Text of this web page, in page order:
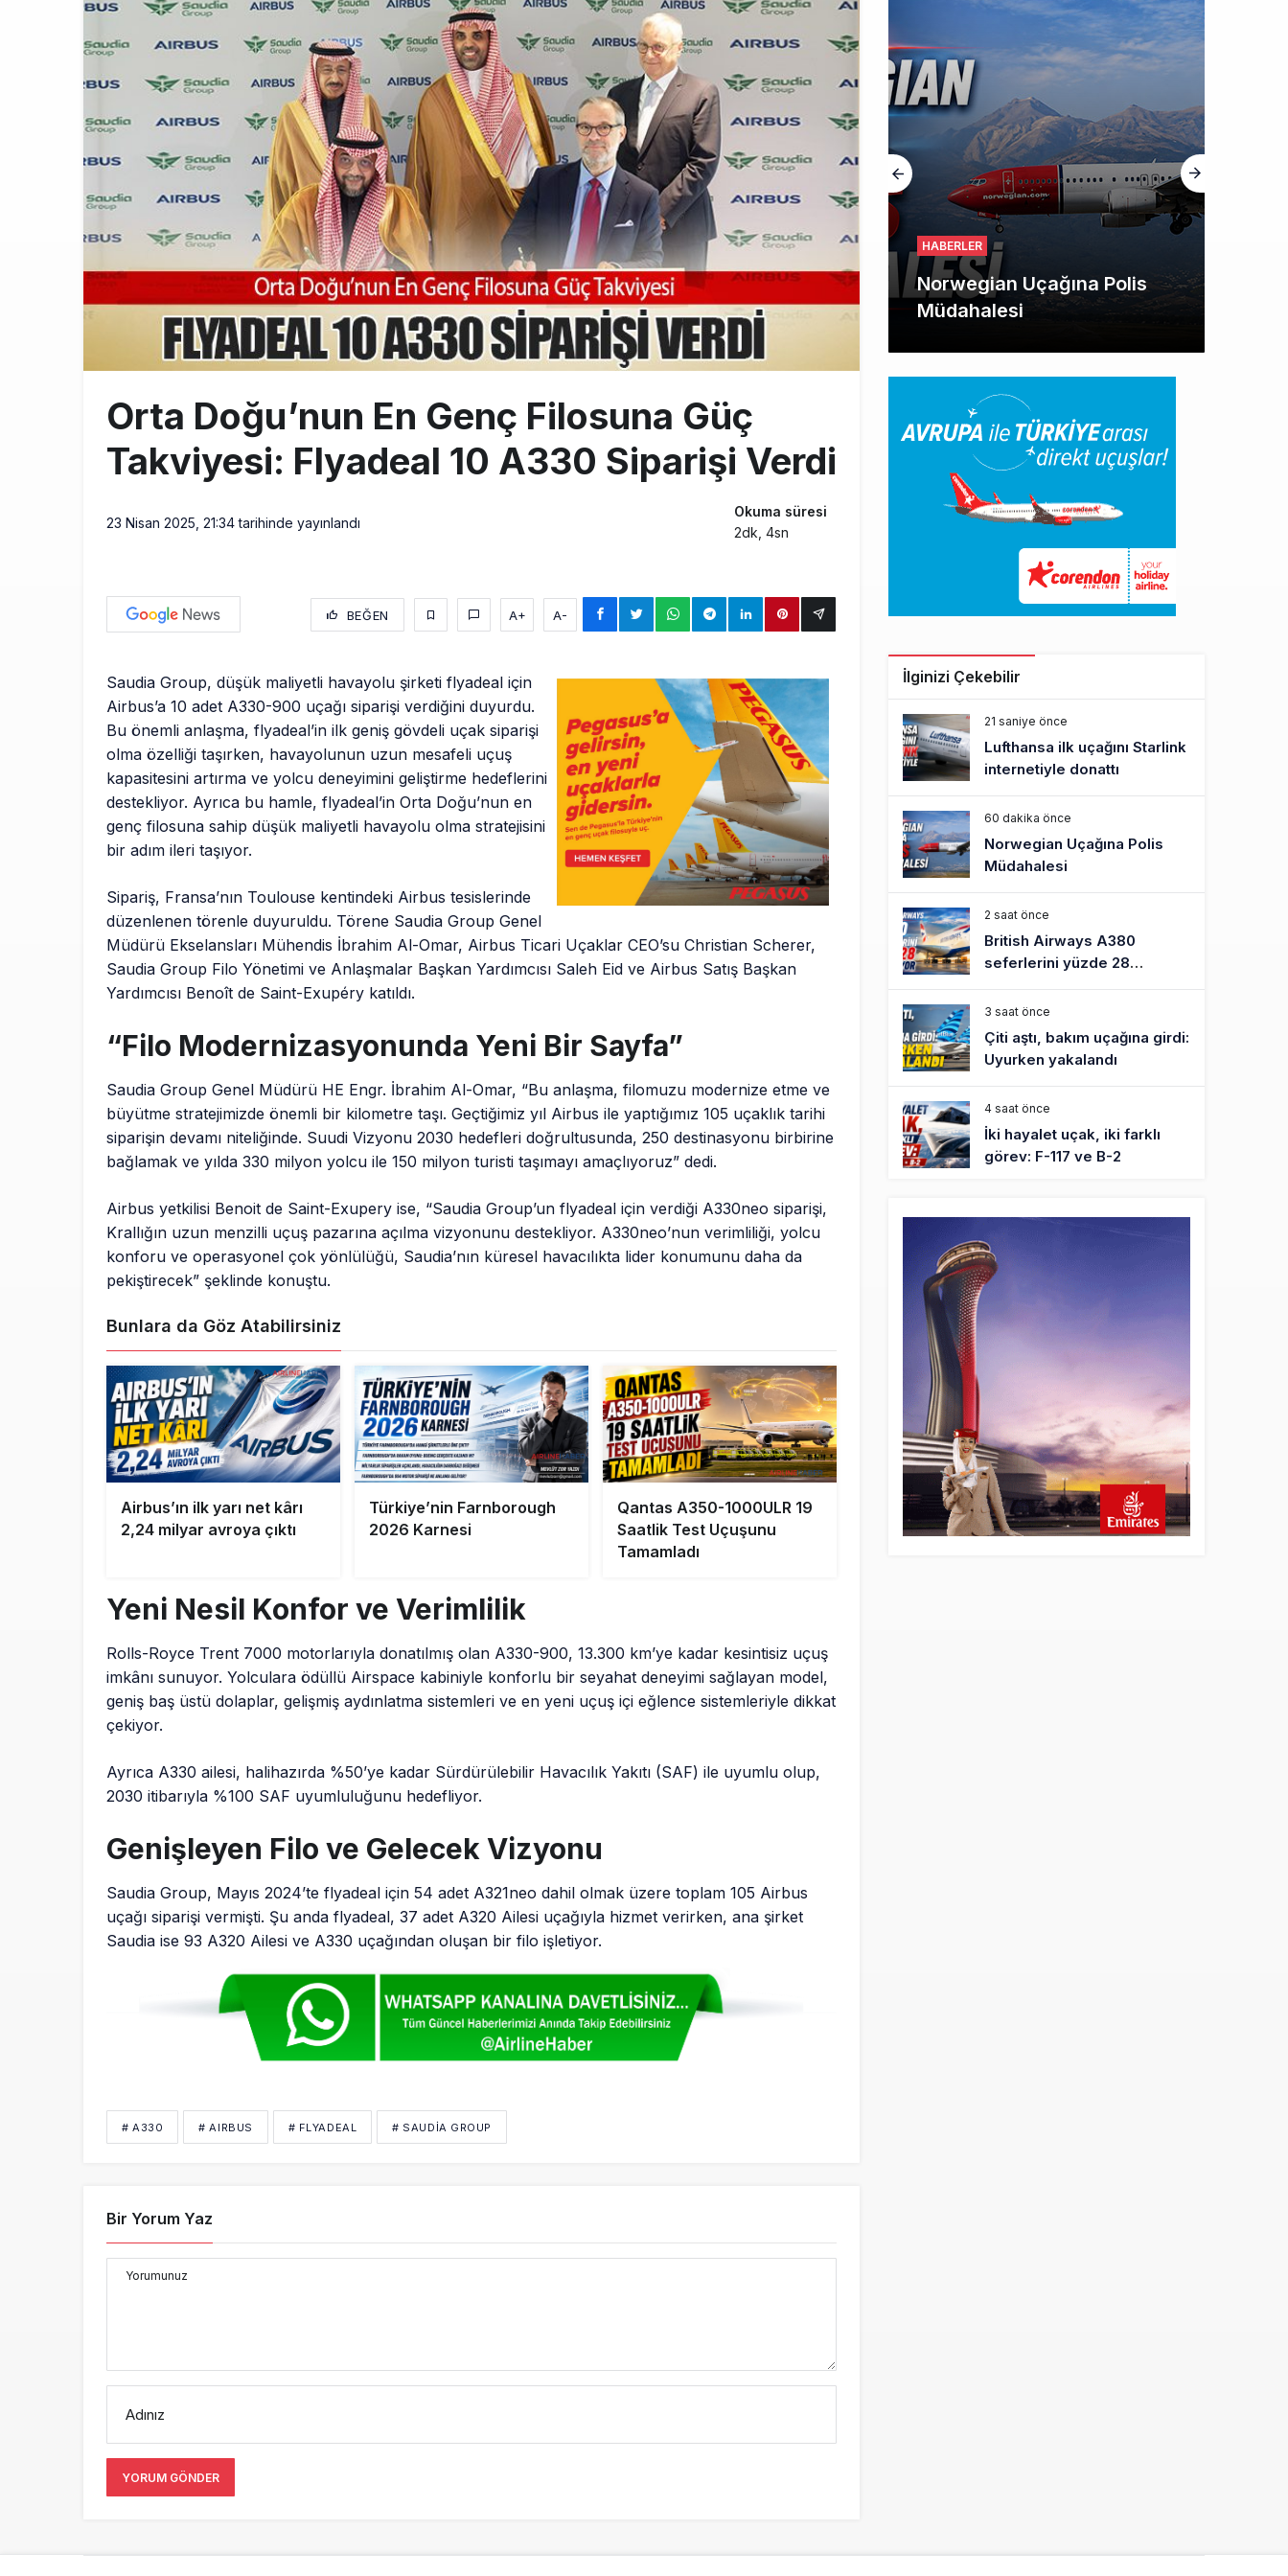
THY ve Pegasus Dünyanın En Değerli Havayolları Arasında
12:00 Fly Baghdad ABD yaptırım listesinden çıkarıldı
11:00 Elektrikli uçaklar Avrupa’da kısa rotalara hazırlanıyor
Orta Doğu’nun En Genç Filosuna Güç
Takviyesi: Flyadeal 10 A330 Siparişi Verdi
23 Nisan 2025, 21:34tarihinde yayınlandı
Okuma süresi
2dk, 4sn
BEĞEN A+ A-
Saudia Group, düşük maliyetli havayolu şirketi flyadeal için
Airbus’a 10 adet A330-900 uçağı siparişi verdiğini duyurdu.
Bu önemli anlaşma, flyadeal’in ilk geniş gövdeli uçak siparişi
olma özelliği taşırken, havayolunun uzun mesafeli uçuş
kapasitesini artırma ve yolcu deneyimini geliştirme hedeflerini
destekliyor. Ayrıca bu hamle, flyadeal’in Orta Doğu’nun en
genç filosuna sahip düşük maliyetli havayolu olma stratejisini
bir adım ileri taşıyor.
Sipariş, Fransa’nın Toulouse kentindeki Airbus tesislerinde
düzenlenen törenle duyuruldu. Törene Saudia Group Genel
Müdürü Ekselansları Mühendis İbrahim Al-Omar, Airbus Ticari Uçaklar CEO’su Christian Scherer,
Saudia Group Filo Yönetimi ve Anlaşmalar Başkan Yardımcısı Saleh Eid ve Airbus Satış Başkan
Yardımcısı Benoît de Saint-Exupéry katıldı.
“Filo Modernizasyonunda Yeni Bir Sayfa”
Saudia Group Genel Müdürü HE Engr. İbrahim Al-Omar, “Bu anlaşma, filomuzu modernize etme ve
büyütme stratejimizde önemli bir kilometre taşı. Geçtiğimiz yıl Airbus ile yaptığımız 105 uçaklık tarihi
siparişin devamı niteliğinde. Suudi Vizyonu 2030 hedefleri doğrultusunda, 250 destinasyonu birbirine
bağlamak ve yılda 330 milyon yolcu ile 150 milyon turisti taşımayı amaçlıyoruz” dedi.
Airbus yetkilisi Benoit de Saint-Exupery ise, “Saudia Group’un flyadeal için verdiği A330neo siparişi,
Krallığın uzun menzilli uçuş pazarına açılma vizyonunu destekliyor. A330neo’nun verimliliği, yolcu
konforu ve operasyonel çok yönlülüğü, Saudia’nın küresel havacılıkta lider konumunu daha da
pekiştirecek” şeklinde konuştu.
Bunlara da Göz Atabilirsiniz
Airbus’ın ilk yarı net kârı
2,24 milyar avroya çıktı
Türkiye’nin Farnborough
2026 Karnesi
Qantas A350-1000ULR 19
Saatlik Test Uçuşunu
Tamamladı
Yeni Nesil Konfor ve Verimlilik
Rolls-Royce Trent 7000 motorlarıyla donatılmış olan A330-900, 13.300 km’ye kadar kesintisiz uçuş
imkânı sunuyor. Yolculara ödüllü Airspace kabiniyle konforlu bir seyahat deneyimi sağlayan model,
geniş baş üstü dolaplar, gelişmiş aydınlatma sistemleri ve en yeni uçuş içi eğlence sistemleriyle dikkat
çekiyor.
Ayrıca A330 ailesi, halihazırda %50’ye kadar Sürdürülebilir Havacılık Yakıtı (SAF) ile uyumlu olup,
2030 itibarıyla %100 SAF uyumluluğunu hedefliyor.
Genişleyen Filo ve Gelecek Vizyonu
Saudia Group, Mayıs 2024’te flyadeal için 54 adet A321neo dahil olmak üzere toplam 105 Airbus
uçağı siparişi vermişti. Şu anda flyadeal, 37 adet A320 Ailesi uçağıyla hizmet verirken, ana şirket
Saudia ise 93 A320 Ailesi ve A330 uçağından oluşan bir filo işletiyor.
# A330 # AIRBUS # FLYADEAL # SAUDIA GROUP
Bir Yorum Yaz
Yorumunuz
Adınız
YORUM GÖNDER
HABERLER
Norwegian Uçağına Polis
Müdahalesi
İlginizi Çekebilir
21 saniye önce
Lufthansa ilk uçağını Starlink
internetiyle donattı
60 dakika önce
Norwegian Uçağına Polis
Müdahalesi
2 saat önce
British Airways A380
seferlerini yüzde 28
azaltıyor
3 saat önce
Çiti aştı, bakım uçağına girdi:
Uyurken yakalandı
4 saat önce
İki hayalet uçak, iki farklı
görev: F-117 ve B-2
THY ve Pegasus Dünyanın
En Değerli Havayolları
Arasında
6 saat önce
Fly Baghdad ABD yaptırım
listesinden çıkarıldı
Elektrikli uçaklar Avrupa’da
kısa rotalara hazırlanıyor
8 saat önce
Trump’ı taşıyan Marine One,